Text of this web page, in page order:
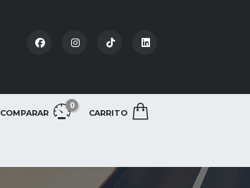
COMPARAR
0
CARRITO